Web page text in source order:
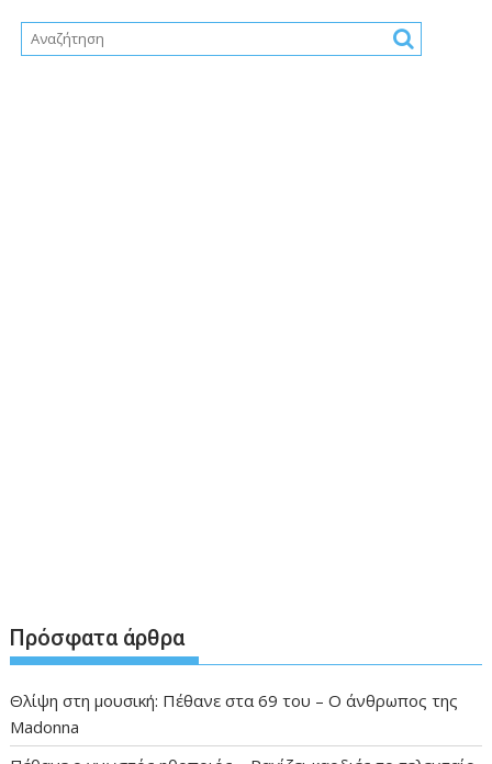
Πρόσφατα άρθρα
Θλίψη στη μουσική: Πέθανε στα 69 του – Ο άνθρωπος της
Madonna